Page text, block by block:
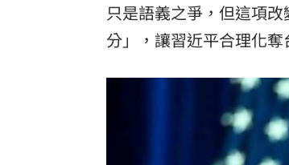
只是語義之爭，但這項
分」，讓習近平合理化奪